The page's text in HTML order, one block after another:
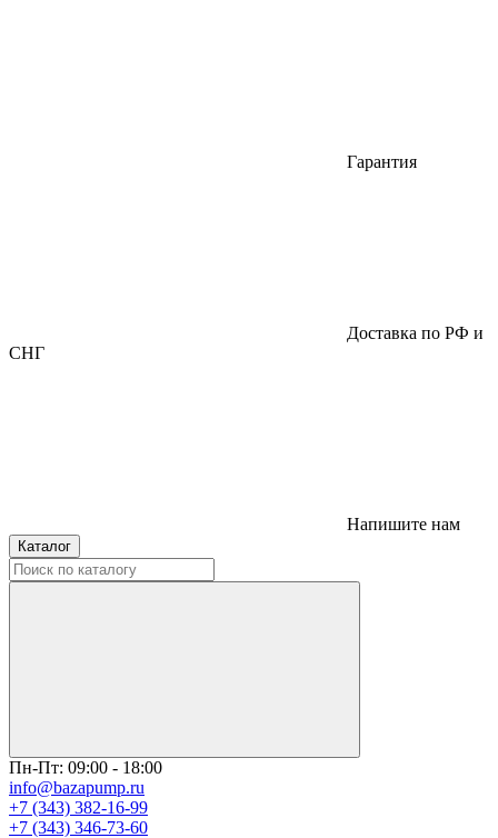
Гарантия
Доставка по РФ и
СНГ
Напишите нам
Каталог
Пн-Пт: 09:00 - 18:00
info@bazapump.ru
+7 (343) 382-16-99
+7 (343) 346-73-‬60